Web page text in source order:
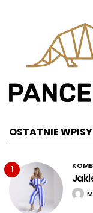
OSTATNIE WPISY
1